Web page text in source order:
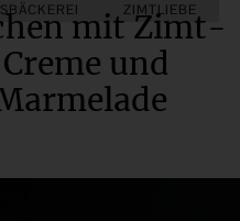
ZIMTLIEBE
mit Zimt-
und